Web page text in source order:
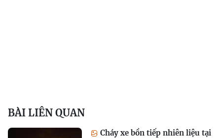
BÀI LIÊN QUAN
Cháy xe bồn tiếp nhiên liệu tại